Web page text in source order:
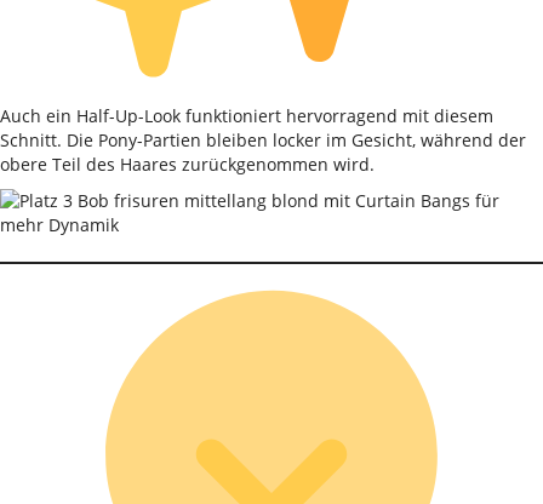
Auch ein Half-Up-Look funktioniert hervorragend mit diesem
Schnitt. Die Pony-Partien bleiben locker im Gesicht, während der
obere Teil des Haares zurückgenommen wird.